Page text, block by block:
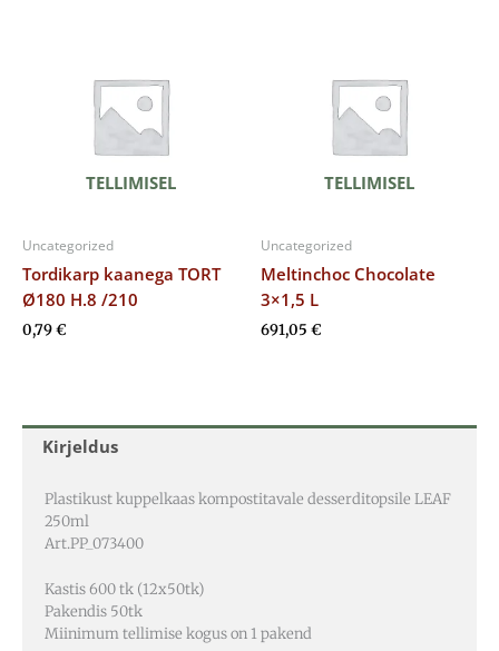
Kirjeldus
Plastikust kuppelkaas kompostitavale desserditopsile LEAF
250ml
Art.PP_073400
Kastis 600 tk (12x50tk)
Pakendis 50tk
Miinimum tellimise kogus on 1 pakend
TELLIMISEL
Uncategorized
Tordikarp kaanega TORT
Ø180 H.8 /210
0,79€
TELLIMISEL
Uncategorized
Meltinchoc Chocolate
3×1,5 L
691,05 €